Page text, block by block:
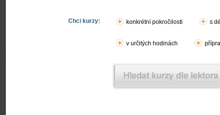
Chci kurzy: konkrétní pokročilosti s
v určitých hodinách